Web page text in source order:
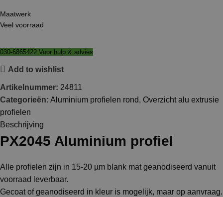
Maatwerk
Veel voorraad
030-6865422 Voor hulp & advies
Add to wishlist
Artikelnummer: 24811
Categorieën: Aluminium profielen rond, Overzicht alu extrusie
profielen
Beschrijving
PX2045 Aluminium profiel
Alle profielen zijn in 15-20 µm blank mat geanodiseerd vanuit
voorraad leverbaar.
Gecoat of geanodiseerd in kleur is mogelijk, maar op aanvraag.